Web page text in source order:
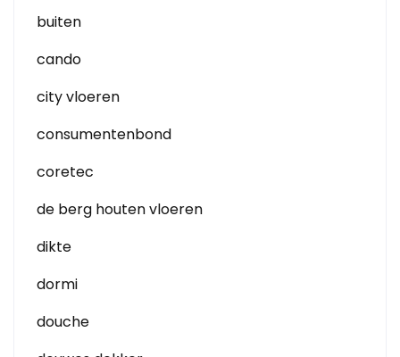
buiten
cando
city vloeren
consumentenbond
coretec
de berg houten vloeren
dikte
dormi
douche